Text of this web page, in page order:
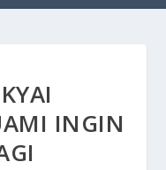
INGIN